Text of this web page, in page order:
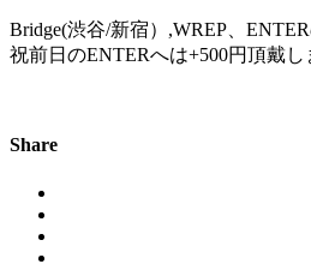
Bridge(渋谷/新宿）,WREP、
祝前日のENTERへは+500円頂戴し
Share